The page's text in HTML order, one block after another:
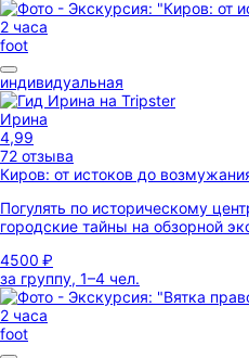
2 часа
foot
индивидуальная
Ирина
4,99
72 отзыва
Киров: от истоков до
Погулять по историческому
городские тайны на обзорной
4500 ₽
за группу, 1–4 чел.
2 часа
foot